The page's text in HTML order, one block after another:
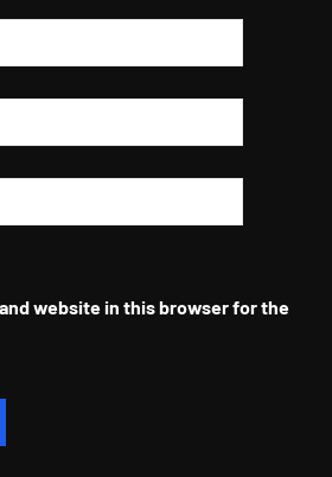
website in this browser for the